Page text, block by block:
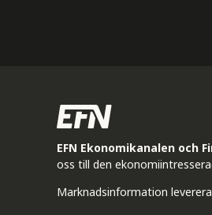
EFN Ekonomikanalen och
oss till den
Marknadsinformation